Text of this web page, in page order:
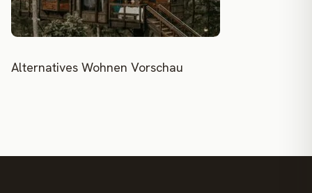
Alternatives Wohnen Vorschau